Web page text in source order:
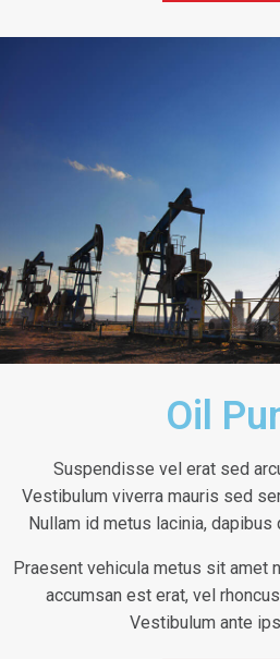
Oil
Suspendisse vel erat sed
Vestibulum viverra mauris sed
Nullam id metus lacinia, dapibus
Praesent vehicula metus sit amet
accumsan est erat, vel
Vestibulum ante